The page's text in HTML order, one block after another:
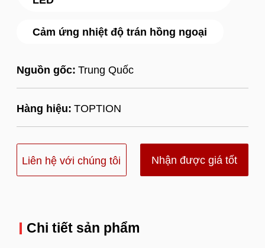
Cảm ứng nhiệt độ trán hồng ngoại
Nguồn gốc: Trung Quốc
Hàng hiệu: TOPTION
Liên hệ với chúng tôi Nhận được giá tốt
Chi tiết sản phẩm